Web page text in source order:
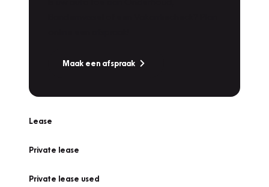
Maak een afspraak
Lease
Private lease
Private lease used